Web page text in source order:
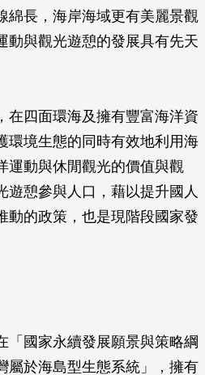
綿長，海岸海域更有美麗景觀
動與觀光遊憩的發展具有先天
在四面環海及擁有豐富海洋資
環境生態的同時有效地利用海
運動與休閒觀光的價值與觀
遊憩參與人口，藉以提升國人
動的政策，也是現階段國家發
「國家永續發展願景與策略綱
屬於海島型生態系統」，擁有